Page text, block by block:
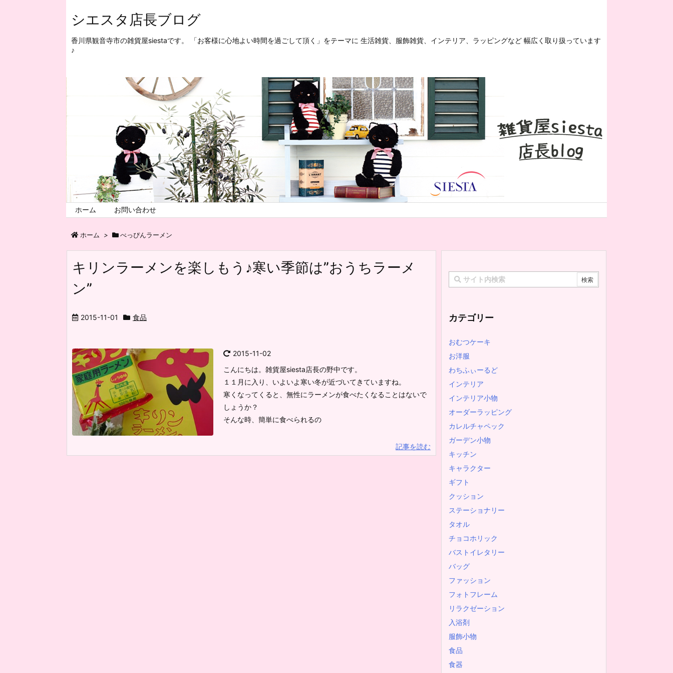
シエスタ店長ブログ
香川県観音寺市の雑貨屋siestaです。 「お客様に心地よい時間を過ごして頂く」をテーマに 生活雑貨、服飾雑貨、インテリア、ラッピングなど 幅広く取り扱っています
♪
ホーム お問い合わせ
ホーム > べっぴんラーメン
キリンラーメンを楽しもう♪寒い季節は”おうちラーメ
ン”
2015-11-01 食品
2015-11-02
こんにちは。雑貨屋siesta店長の野中です。
１１月に入り、いよいよ寒い冬が近づいてきていますね。
寒くなってくると、無性にラーメンが食べたくなることはないで
しょうか？
そんな時、簡単に食べられるの
記事を読む
カテゴリー
おむつケーキ
お洋服
わちふぃーるど
インテリア
インテリア小物
オーダーラッピング
カレルチャペック
ガーデン小物
キッチン
キャラクター
ギフト
クッション
ステーショナリー
タオル
チョコホリック
バストイレタリー
バッグ
ファッション
フォトフレーム
リラクゼーション
入浴剤
服飾小物
食品
食器